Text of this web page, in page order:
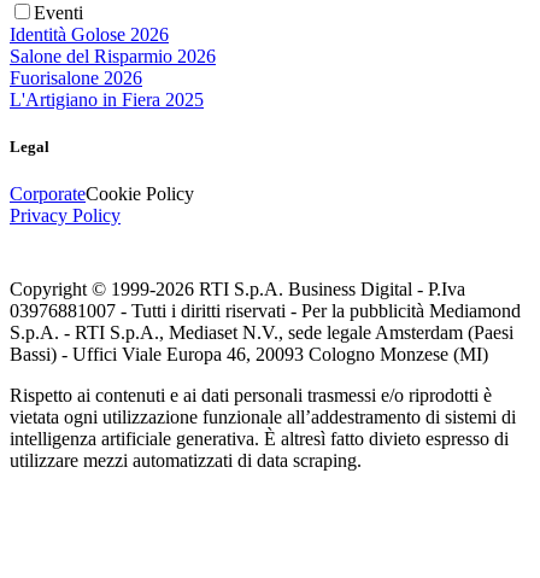
Eventi
Identità Golose 2026
Salone del Risparmio 2026
Fuorisalone 2026
L'Artigiano in Fiera 2025
Legal
CorporateCookie Policy
Privacy Policy
Copyright © 1999-2026 RTI S.p.A. Business Digital - P.Iva
03976881007 - Tutti i diritti riservati - Per la pubblicità Mediamond
S.p.A. - RTI S.p.A., Mediaset N.V., sede legale Amsterdam (Paesi
Bassi) - Uffici Viale Europa 46, 20093 Cologno Monzese (MI)
Rispetto ai contenuti e ai dati personali trasmessi e/o riprodotti è
vietata ogni utilizzazione funzionale all’addestramento di sistemi di
intelligenza artificiale generativa. È altresì fatto divieto espresso di
utilizzare mezzi automatizzati di data scraping.